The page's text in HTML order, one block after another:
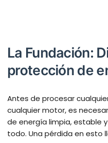
La Fundación:
protección de
Antes de procesar
cualquier motor, es
de energía limpia, estable
todo. Una pérdida en esto